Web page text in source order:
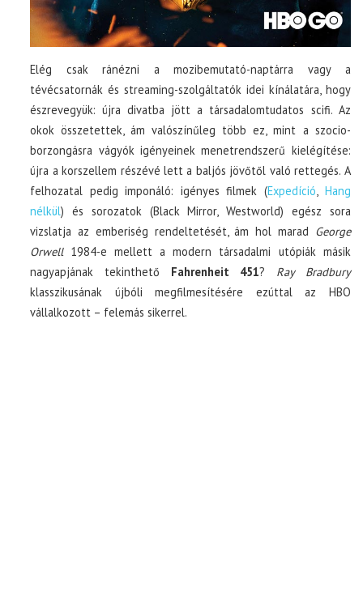
Elég csak ránézni a mozibemutató-naptárra vagy a
tévécsatornák és streaming-szolgáltatók idei kínálatára, hogy
észrevegyük: újra divatba jött a társadalomtudatos scifi. Az
okok összetettek, ám valószínűleg több ez, mint a szocio-
borzongásra vágyók igényeinek menetrendszerű kielégítése:
újra a korszellem részévé lett a baljós jövőtől való rettegés. A
felhozatal pedig imponáló: igényes filmek (Expedíció, Hang
nélkül) és sorozatok (Black Mirror, Westworld) egész sora
vizslatja az emberiség rendeltetését, ám hol marad George
Orwell1984-e mellett a modern társadalmi utópiák másik
nagyapjának tekinthető Fahrenheit 451? Ray Bradbury
klasszikusának újbóli megfilmesítésére ezúttal az HBO
vállalkozott – felemás sikerrel.